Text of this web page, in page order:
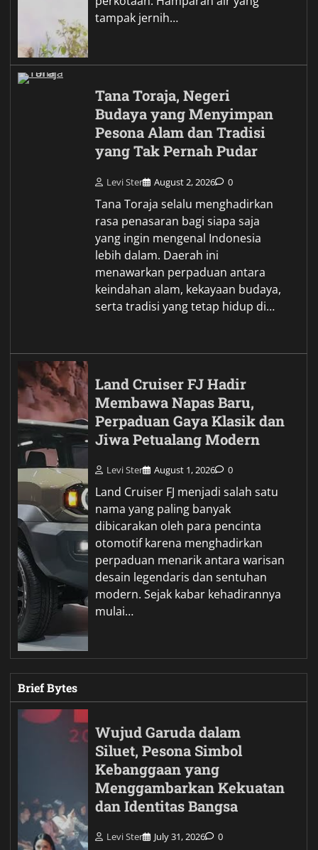
tampak jernih…
Tana Toraja, Negeri
Budaya yang Menyimpan
Pesona Alam dan Tradisi
yang Tak Pernah Pudar
Levi Ster August 2, 2026 0
Tana Toraja selalu menghadirkan
rasa penasaran bagi siapa saja
yang ingin mengenal Indonesia
lebih dalam. Daerah ini
menawarkan perpaduan antara
keindahan alam, kekayaan budaya,
serta tradisi yang tetap hidup di…
Land Cruiser FJ Hadir
Membawa Napas Baru,
Perpaduan Gaya Klasik dan
Jiwa Petualang Modern
Levi Ster August 1, 2026 0
Land Cruiser FJ menjadi salah satu
nama yang paling banyak
dibicarakan oleh para pencinta
otomotif karena menghadirkan
perpaduan menarik antara warisan
desain legendaris dan sentuhan
modern. Sejak kabar kehadirannya
mulai…
Brief Bytes
Wujud Garuda dalam
Siluet, Pesona Simbol
Kebanggaan yang
Menggambarkan Kekuatan
dan Identitas Bangsa
Levi Ster July 31, 2026 0